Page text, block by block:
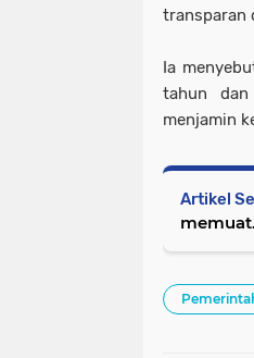
transparan
Ia
tahun
menjamin
Artikel